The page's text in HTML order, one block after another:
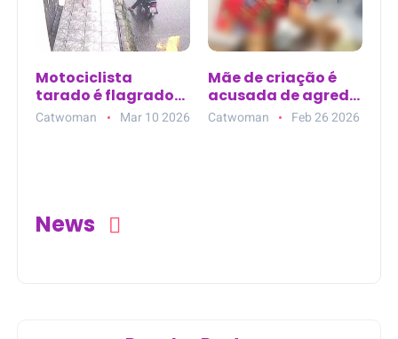
Motociclista
tarado é flagrado
se masturbando
Catwoman Mar 10 2026
Mãe de criação é
acusada de agredir
e abandonar
Catwoman Feb 26 2026
News